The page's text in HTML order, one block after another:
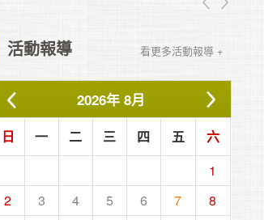
活動報導 看更多活動報導 +
2026年8月
日 一 二 三 四 五
六
1
2
3 4 5 6 7
8